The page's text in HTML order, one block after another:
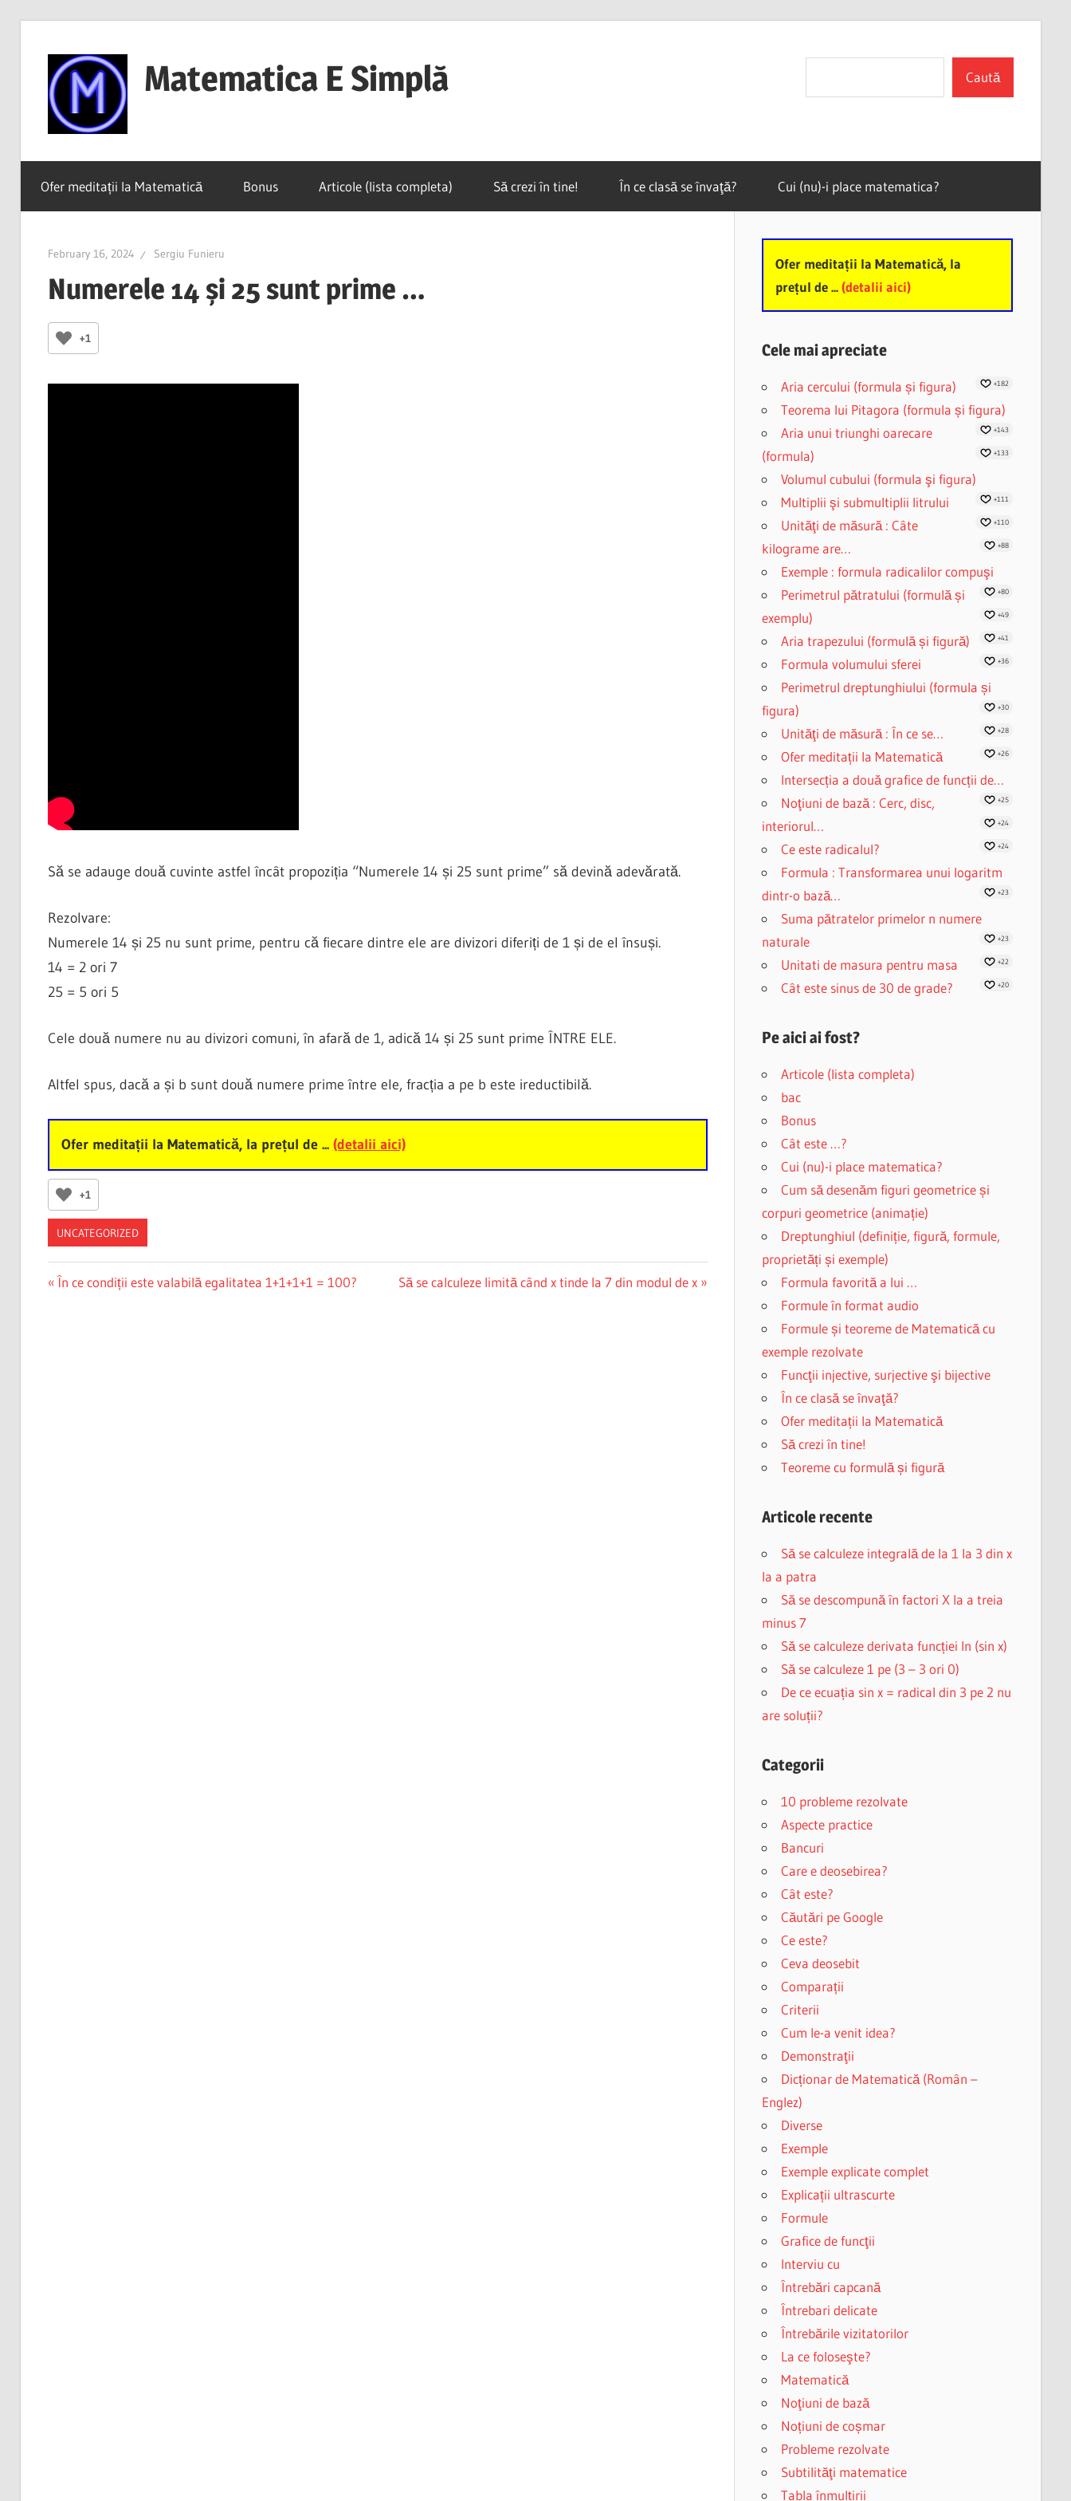
content
Matematica E Simplă
ales
dacă
o
Caută
Ofer meditații la Matematică Bonus Articole (lista completa) Să crezi în tine! În ce clasă se învaţă? Cui (nu)-i place matematica?
February 16, 2024 Sergiu Funieru
Numerele 14 și 25 sunt prime …
+1
Să se adauge două cuvinte astfel încât propoziția “Numerele 14 și 25 sunt prime” să devină adevărată.
Rezolvare:
Numerele 14 și 25 nu sunt prime, pentru că fiecare dintre ele are divizori diferiți de 1 și de el însuși.
14 = 2 ori 7
25 = 5 ori 5
Cele două numere nu au divizori comuni, în afară de 1, adică 14 și 25 sunt prime ÎNTRE ELE.
Altfel spus, dacă a și b sunt două numere prime între ele, fracția a pe b este ireductibilă.
Ofer meditații la Matematică, la prețul de ... (detalii aici)
+1
UNCATEGORIZED
Post
Previous
În ce condiții este valabilă egalitatea 1+1+1+1 = 100?
Next
Să se calculeze limită când x tinde la 7 din modul de x
Ofer meditații la Matematică, la
prețul de ...(detalii aici)
Cele mai apreciate
Aria cercului (formula și figura) +182
Teorema lui Pitagora (formula și figura)
+143
Aria unui triunghi oarecare
(formula)
+133
Volumul cubului (formula şi figura)
+111
Multiplii şi submultiplii litrului
+110
Unităţi de măsură : Câte
kilograme are…
+88
Exemple : formula radicalilor compuşi
+80
Perimetrul pătratului (formulă și
exemplu)
+49
Aria trapezului (formulă și figură) +41
Formula volumului sferei +36
Perimetrul dreptunghiului (formula și
figura)
+30
Unităţi de măsură : În ce se… +28
Ofer meditații la Matematică +26
Intersecția a două grafice de funcții de…
+25
Noţiuni de bază : Cerc, disc,
interiorul…
+24
Ce este radicalul? +24
Formula : Transformarea unui logaritm
dintr-o bază…
+23
Suma pătratelor primelor n numere
naturale
+23
Unitati de masura pentru masa +22
Cât este sinus de 30 de grade? +20
Pe aici ai fost?
Articole (lista completa)
bac
Bonus
Cât este …?
Cui (nu)-i place matematica?
Cum să desenăm figuri geometrice și
corpuri geometrice (animație)
Dreptunghiul (definiție, figură, formule,
proprietăți și exemple)
Formula favorită a lui …
Formule în format audio
Formule și teoreme de Matematică cu
exemple rezolvate
Funcţii injective, surjective şi bijective
În ce clasă se învaţă?
Ofer meditații la Matematică
Să crezi în tine!
Teoreme cu formulă și figură
Articole recente
Să se calculeze integrală de la 1 la 3 din x
la a patra
Să se descompună în factori X la a treia
minus 7
Să se calculeze derivata funcției ln (sin x)
Să se calculeze 1 pe (3 – 3 ori 0)
De ce ecuația sin x = radical din 3 pe 2 nu
are soluții?
Categorii
10 probleme rezolvate
Aspecte practice
Bancuri
Care e deosebirea?
Cât este?
Căutări pe Google
Ce este?
Ceva deosebit
Comparații
Criterii
Cum le-a venit idea?
Demonstraţii
Dicționar de Matematică (Român –
Englez)
Diverse
Exemple
Exemple explicate complet
Explicații ultrascurte
Formule
Grafice de funcţii
Interviu cu
Întrebări capcană
Întrebari delicate
Întrebările vizitatorilor
La ce foloseşte?
Matematică
Noţiuni de bază
Noțiuni de coșmar
Probleme rezolvate
Subtilităţi matematice
Tabla înmulțirii